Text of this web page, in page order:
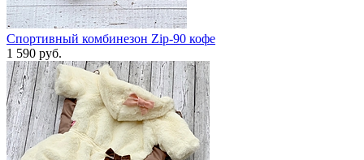
Спортивный комбинезон Zip-90 кофе
1 590 руб.